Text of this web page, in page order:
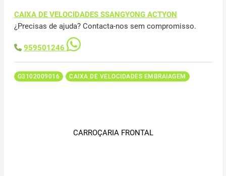
CAIXA DE VELOCIDADES SSANGYONG ACTYON
¿Precisas de ajuda? Contacta-nos sem compromisso.
959501246
G3102009016 CAIXA DE VELOCIDADES EMBRAIAGEM
CARROÇARIA FRONTAL